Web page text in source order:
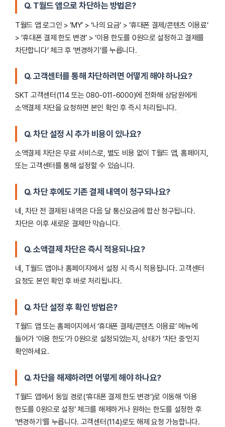
Q. T월드 앱으로 차단하는 방법은?
T월드 앱 로그인 > ‘MY’ > ‘나의 요금’ > ‘휴대폰 결제/콘텐츠 이용료’
> ‘휴대폰 결제 한도 변경’ > ‘이용 한도를 0원으로 설정하고 결제를
차단합니다’ 체크 후 ‘변경하기’를 누릅니다.
Q. 고객센터를 통해 차단하려면 어떻게 해야 하나요?
SKT 고객센터(114 또는 080-011-6000)에 전화해 상담원에게
소액결제 차단을 요청하면 본인 확인 후 즉시 처리됩니다.
Q. 차단 설정 시 추가 비용이 있나요?
소액결제 차단은 무료 서비스로, 별도 비용 없이 T월드 앱, 홈페이지,
또는 고객센터를 통해 설정할 수 있습니다.
Q. 차단 후에도 기존 결제 내역이 청구되나요?
네, 차단 전 결제된 내역은 다음 달 통신요금에 합산 청구됩니다.
차단은 이후 새로운 결제만 막습니다.
Q. 소액결제 차단은 즉시 적용되나요?
네, T월드 앱이나 홈페이지에서 설정 시 즉시 적용됩니다. 고객센터
요청도 본인 확인 후 바로 처리됩니다.
Q. 차단 설정 후 확인 방법은?
T월드 앱 또는 홈페이지에서 ‘휴대폰 결제/콘텐츠 이용료’ 메뉴에
들어가 ‘이용 한도’가 0원으로 설정되었는지, 상태가 ‘차단 중’인지
확인하세요.
Q. 차단을 해제하려면 어떻게 해야 하나요?
T월드 앱에서 동일 경로(‘휴대폰 결제 한도 변경’)로 이동해 ‘이용
한도를 0원으로 설정’ 체크를 해제하거나 원하는 한도를 설정한 후
‘변경하기’를 누릅니다. 고객센터(114)로도 해제 요청 가능합니다.